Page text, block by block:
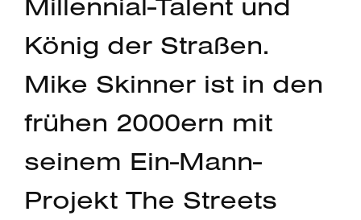
König der Straßen.
Mike Skinner ist in den
frühen 2000ern mit
seinem Ein-Mann-
Projekt The Streets